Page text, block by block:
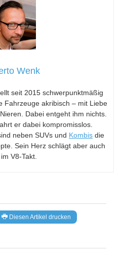
Diesen Artikel drucken
Wenk
seit 2015 schwerpunktmäßig
Fahrzeuge akribisch – mit Liebe
Dabei entgeht ihm nichts.
er dabei kompromisslos.
neben SUVs und Kombis die
Sein Herz schlägt aber auch
V8-Takt.